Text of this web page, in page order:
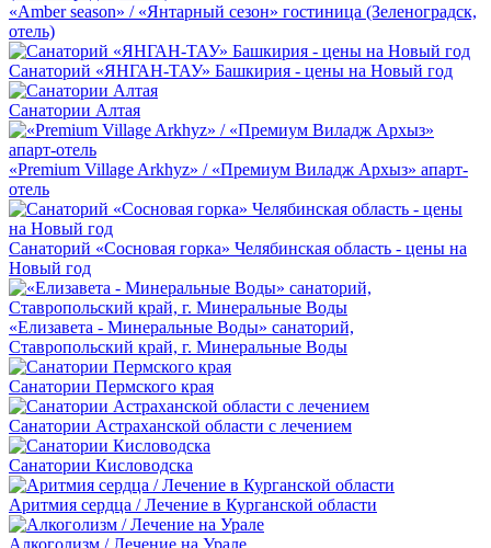
«Amber season» / «Янтарный сезон» гостиница (Зеленоградск,
отель)
Санаторий «ЯНГАН-ТАУ» Башкирия - цены на Новый год
Санатории Алтая
«Premium Village Arkhyz» / «Премиум Виладж Архыз» апарт-
отель
Санаторий «Сосновая горка» Челябинская область - цены на
Новый год
«Елизавета - Минеральные Воды» санаторий,
Ставропольский край, г. Минеральные Воды
Санатории Пермского края
Санатории Астраханской области с лечением
Санатории Кисловодска
Аритмия сердца / Лечение в Курганской области
Алкоголизм / Лечение на Урале